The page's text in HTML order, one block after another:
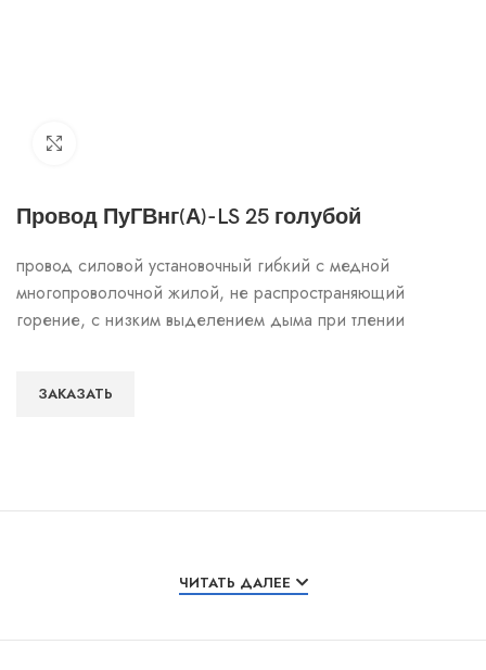
Провод ПуГВнг(А)-LS 25 голубой
провод силовой установочный гибкий с медной
многопроволочной жилой, не распространяющий
горение, с низким выделением дыма при тлении
ЗАКАЗАТЬ
ЧИТАТЬ ДАЛЕЕ